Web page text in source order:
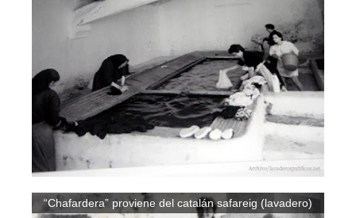
“Chafardera” proviene del catalán safareig (lavadero)